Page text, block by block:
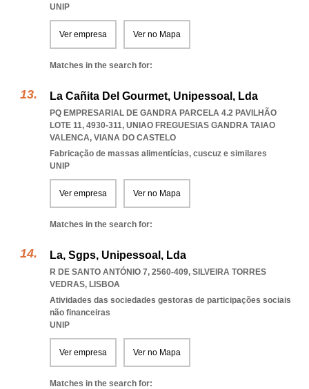
UNIP
Ver empresa Ver no Mapa
Matches in the search for:
La Cañita Del Gourmet, Unipessoal, Lda
PQ EMPRESARIAL DE GANDRA PARCELA 4.2 PAVILHÃO
LOTE 11, 4930-311, UNIAO FREGUESIAS GANDRA TAIAO
VALENCA, VIANA DO CASTELO
Fabricação de massas alimentícias, cuscuz e similares
UNIP
Ver empresa Ver no Mapa
Matches in the search for:
La, Sgps, Unipessoal, Lda
R DE SANTO ANTÓNIO 7, 2560-409, SILVEIRA TORRES
VEDRAS, LISBOA
Atividades das sociedades gestoras de participações sociais
não financeiras
UNIP
Ver empresa Ver no Mapa
Matches in the search for: